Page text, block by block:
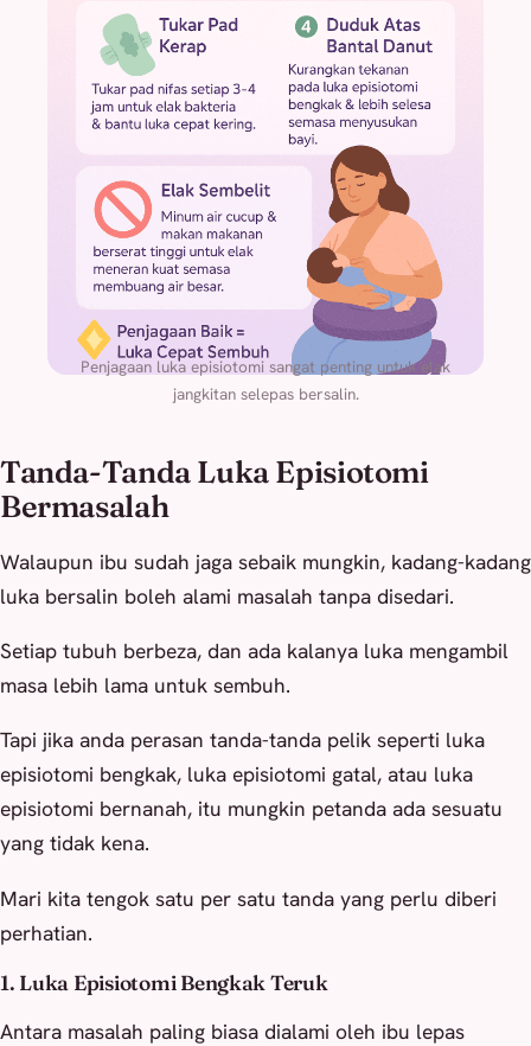
Penjagaan luka episiotomi sangat penting untuk elak
jangkitan selepas bersalin.
Tanda-Tanda Luka Episiotomi
Bermasalah
Walaupun ibu sudah jaga sebaik mungkin, kadang-kadang
luka bersalin boleh alami masalah tanpa disedari.
Setiap tubuh berbeza, dan ada kalanya luka mengambil
masa lebih lama untuk sembuh.
Tapi jika anda perasan tanda-tanda pelik seperti luka
episiotomi bengkak, luka episiotomi gatal, atau luka
episiotomi bernanah, itu mungkin petanda ada sesuatu
yang tidak kena.
Mari kita tengok satu per satu tanda yang perlu diberi
perhatian.
1. Luka Episiotomi Bengkak Teruk
Antara masalah paling biasa dialami oleh ibu lepas